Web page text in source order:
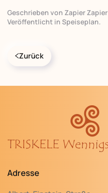
Geschrieben von Zapier Zapier
Veröffentlicht in Speiseplan.
Zurück
Adresse